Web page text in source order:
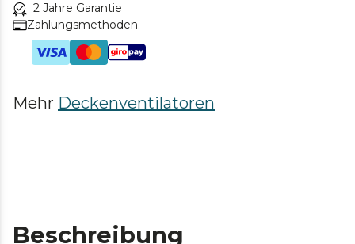
2 Jahre Garantie
Zahlungsmethoden.
Mehr Deckenventilatoren
Beschreibung